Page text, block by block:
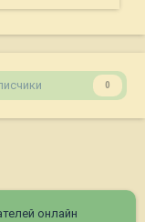
0
онлайн